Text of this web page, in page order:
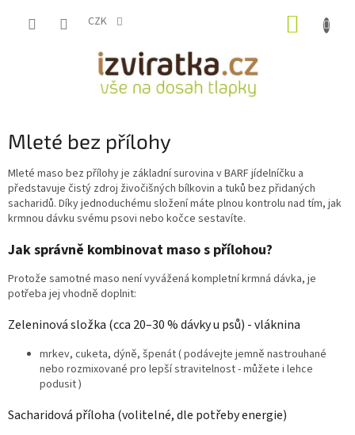
CZK
Mleté bez přílohy
Mleté maso bez přílohy je základní surovina v BARF jídelníčku a
představuje čistý zdroj živočišných bílkovin a tuků bez přidaných
sacharidů. Díky jednoduchému složení máte plnou kontrolu nad tím, jak
krmnou dávku svému psovi nebo kočce sestavíte.
Jak správně kombinovat maso s přílohou?
Protože samotné maso není vyvážená kompletní krmná dávka, je
potřeba jej vhodně doplnit:
Zeleninová složka (cca 20–30 % dávky u psů) - vláknina
mrkev, cuketa, dýně, špenát ( podávejte jemně nastrouhané
nebo rozmixované pro lepší stravitelnost - můžete i lehce
podusit )
Sacharidová příloha (volitelné, dle potřeby energie)